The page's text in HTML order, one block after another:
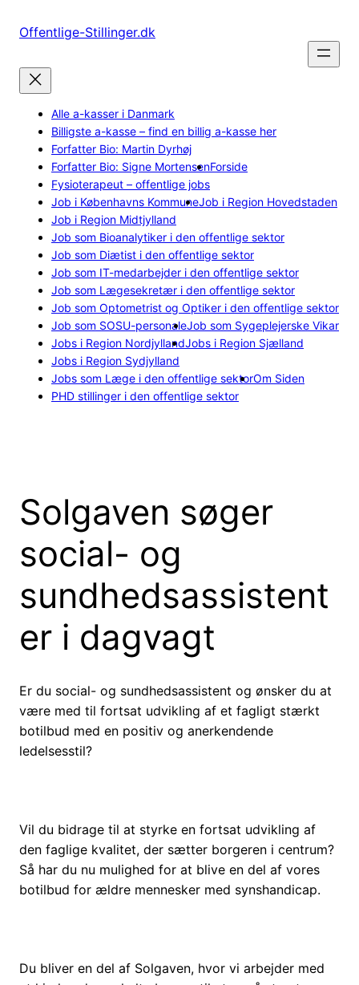
Offentlige-Stillinger.dk
Alle a-kasser i Danmark
Billigste a-kasse – find en billig a-kasse her
Forfatter Bio: Martin Dyrhøj
Forfatter Bio: Signe MortensenForside
Fysioterapeut – offentlige jobs
Job i Københavns KommuneJob i Region Hovedstaden
Job i Region Midtjylland
Job som Bioanalytiker i den offentlige sektor
Job som Diætist i den offentlige sektor
Job som IT-medarbejder i den offentlige sektor
Job som Lægesekretær i den offentlige sektor
Job som Optometrist og Optiker i den offentlige sektor
Job som SOSU-personaleJob som Sygeplejerske Vikar
Jobs i Region NordjyllandJobs i Region Sjælland
Jobs i Region Sydjylland
Jobs som Læge i den offentlige sektorOm Siden
PHD stillinger i den offentlige sektor
Solgaven søger
social- og
sundhedsassistent
er i dagvagt
Er du social- og sundhedsassistent og ønsker du at
være med til fortsat udvikling af et fagligt stærkt
botilbud med en positiv og anerkendende
ledelsesstil?
Vil du bidrage til at styrke en fortsat udvikling af
den faglige kvalitet, der sætter borgeren i centrum?
Så har du nu mulighed for at blive en del af vores
botilbud for ældre mennesker med synshandicap.
Du bliver en del af Solgaven, hvor vi arbejder med